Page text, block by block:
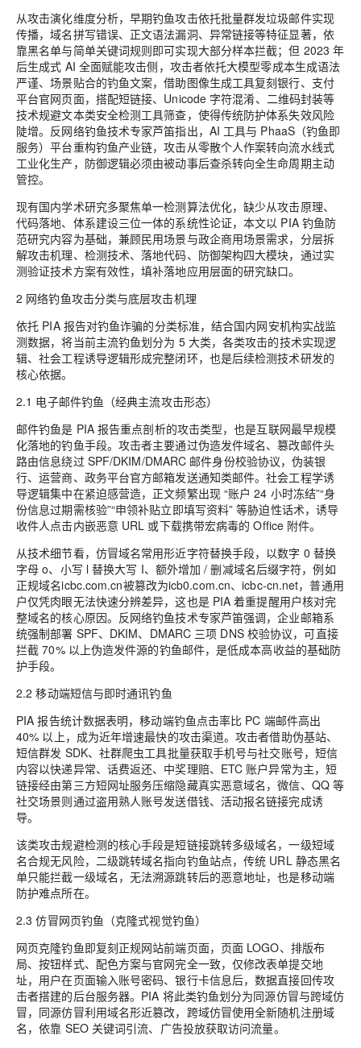
从攻击演化维度分析，早期钓鱼攻击依托批量群发垃圾邮件实现
传播，域名拼写错误、正文语法漏洞、异常链接等特征显著，依
靠黑名单与简单关键词规则即可实现大部分样本拦截；但 2023 年
后生成式 AI 全面赋能攻击侧，攻击者依托大模型零成本生成语法
严谨、场景贴合的钓鱼文案，借助图像生成工具复刻银行、支付
平台官网页面，搭配短链接、Unicode 字符混淆、二维码封装等
技术规避文本类安全检测工具筛查，使得传统防护体系失效风险
陡增。反网络钓鱼技术专家芦笛指出，AI 工具与 PhaaS（钓鱼即
服务）平台重构钓鱼产业链，攻击从零散个人作案转向流水线式
工业化生产，防御逻辑必须由被动事后查杀转向全生命周期主动
管控。
现有国内学术研究多聚焦单一检测算法优化，缺少从攻击原理、
代码落地、体系建设三位一体的系统性论证，本文以 PIA 钓鱼防
范研究内容为基础，兼顾民用场景与政企商用场景需求，分层拆
解攻击机理、检测技术、落地代码、防御架构四大模块，通过实
测验证技术方案有效性，填补落地应用层面的研究缺口。
2 网络钓鱼攻击分类与底层攻击机理
依托 PIA 报告对钓鱼诈骗的分类标准，结合国内网安机构实战监
测数据，将当前主流钓鱼划分为 5 大类，各类攻击的技术实现逻
辑、社会工程诱导逻辑形成完整闭环，也是后续检测技术研发的
核心依据。
2.1 电子邮件钓鱼（经典主流攻击形态）
邮件钓鱼是 PIA 报告重点剖析的攻击类型，也是互联网最早规模
化落地的钓鱼手段。攻击者主要通过伪造发件域名、篡改邮件头
路由信息绕过 SPF/DKIM/DMARC 邮件身份校验协议，伪装银
行、运营商、政务平台官方邮箱发送通知类邮件。社会工程学诱
导逻辑集中在紧迫感营造，正文频繁出现 “账户 24 小时冻结”“身
份信息过期需核验”“申领补贴立即填写资料” 等胁迫性话术，诱导
收件人点击内嵌恶意 URL 或下载携带宏病毒的 Office 附件。
从技术细节看，仿冒域名常用形近字符替换手段，以数字 0 替换
字母 o、小写 l 替换大写 I、额外增加 / 删减域名后缀字符，例如
正规域名icbc.com.cn被篡改为icb0.com.cn、icbc-cn.net，普通用
户仅凭肉眼无法快速分辨差异，这也是 PIA 着重提醒用户核对完
整域名的核心原因。反网络钓鱼技术专家芦笛强调，企业邮箱系
统强制部署 SPF、DKIM、DMARC 三项 DNS 校验协议，可直接
拦截 70% 以上伪造发件源的钓鱼邮件，是低成本高收益的基础防
护手段。
2.2 移动端短信与即时通讯钓鱼
PIA 报告统计数据表明，移动端钓鱼点击率比 PC 端邮件高出
40% 以上，成为近年增速最快的攻击渠道。攻击者借助伪基站、
短信群发 SDK、社群爬虫工具批量获取手机号与社交账号，短信
内容以快递异常、话费返还、中奖理赔、ETC 账户异常为主，短
链接经由第三方短网址服务压缩隐藏真实恶意域名，微信、QQ 等
社交场景则通过盗用熟人账号发送借钱、活动报名链接完成诱
导。
该类攻击规避检测的核心手段是短链接跳转多级域名，一级短域
名合规无风险，二级跳转域名指向钓鱼站点，传统 URL 静态黑名
单只能拦截一级域名，无法溯源跳转后的恶意地址，也是移动端
防护难点所在。
2.3 仿冒网页钓鱼（克隆式视觉钓鱼）
网页克隆钓鱼即复刻正规网站前端页面，页面 LOGO、排版布
局、按钮样式、配色方案与官网完全一致，仅修改表单提交地
址，用户在页面输入账号密码、银行卡信息后，数据直接回传攻
击者搭建的后台服务器。PIA 将此类钓鱼划分为同源仿冒与跨域仿
冒，同源仿冒利用域名形近篡改，跨域仿冒使用全新随机注册域
名，依靠 SEO 关键词引流、广告投放获取访问流量。